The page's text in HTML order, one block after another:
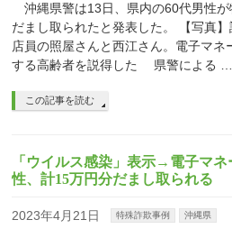
沖縄県警は13日、県内の60代男性
だまし取られたと発表した。 【写真
店員の照屋さんと西江さん。電子マネ
する高齢者を説得した 県警による …
この記事を読む
「ウイルス感染」表示→電子マ
性、計15万円分だまし取られる
2023年4月21日 特殊詐欺事例 沖縄県